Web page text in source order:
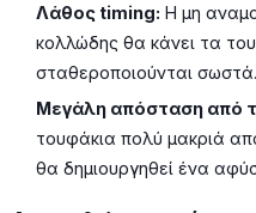
Λάθος timing: Η μη
κολλώδης θα κάνει τα
σταθεροποιούνται σωστά.
Μεγάλη απόσταση από
τουφάκια πολύ μακριά
θα δημιουργηθεί ένα